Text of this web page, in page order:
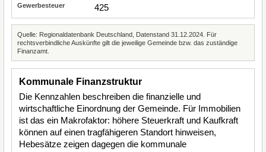
425
Quelle: Regionaldatenbank Deutschland, Datenstand 31.12.2024. Für
rechtsverbindliche Auskünfte gilt die jeweilige Gemeinde bzw. das zuständige
Finanzamt.
Kommunale Finanzstruktur
Die Kennzahlen beschreiben die finanzielle und
wirtschaftliche Einordnung der Gemeinde. Für Immobilien
ist das ein Makrofaktor: höhere Steuerkraft und Kaufkraft
können auf einen tragfähigeren Standort hinweisen,
Hebesätze zeigen dagegen die kommunale